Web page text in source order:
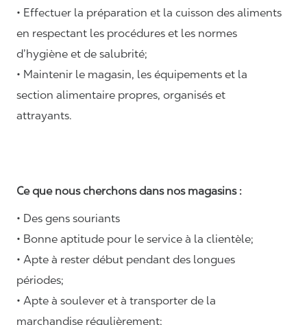
• Effectuer la préparation et la cuisson des aliments
en respectant les procédures et les normes
d’hygiène et de salubrité;
• Maintenir le magasin, les équipements et la
section alimentaire propres, organisés et
attrayants.
Ce que nous cherchons dans nos magasins :
• Des gens souriants
• Bonne aptitude pour le service à la clientèle;
• Apte à rester début pendant des longues
périodes;
• Apte à soulever et à transporter de la
marchandise régulièrement;